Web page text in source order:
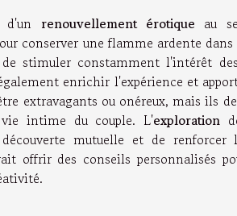
d'un renouvellement érotique au
conserver une flamme ardente
stimuler constamment l'intérêt
enrichir l'expérience et
extravagants ou onéreux, mais ils
intime du couple. L'exploration
mutuelle et de
offrir des conseils personnalisés